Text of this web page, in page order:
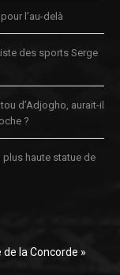
l’au-delà
des sports Serge
d’Adjogho, aurait-il
?
haute statue de
la Concorde »